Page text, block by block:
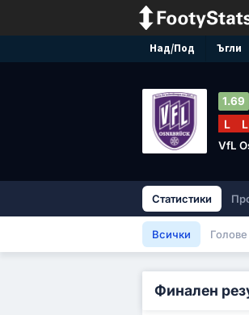
Над/Под Ъгли
1.69
L L
VfL
Статистики
Всички Голове
Финален